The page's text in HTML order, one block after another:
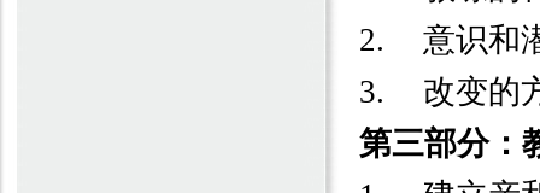
2.
意识和
3.
改变的
第三部分：